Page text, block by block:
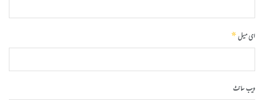
ای میل*
ویب‌ سائٹ